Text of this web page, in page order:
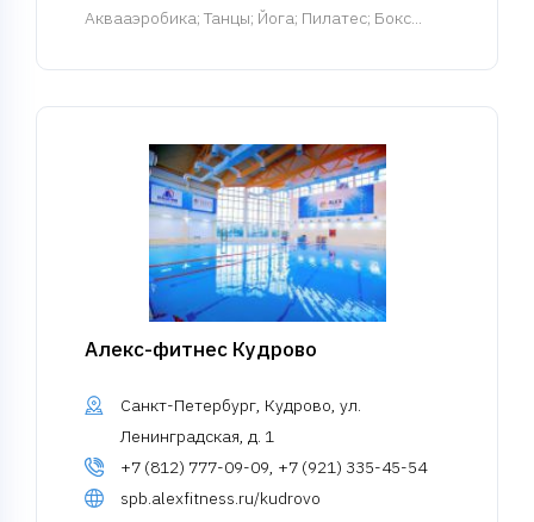
Аквааэробика; Танцы; Йога; Пилатес; Бокс...
Алекс-фитнес Кудрово
Санкт-Петербург, Кудрово, ул.
Ленинградская, д. 1
+7 (812) 777-09-09, +7 (921) 335-45-54
spb.alexfitness.ru/kudrovo